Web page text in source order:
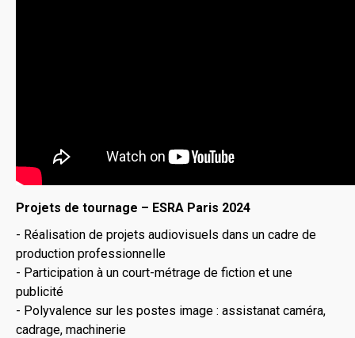
Projets de tournage – ESRA Paris 2024
- Réalisation de projets audiovisuels dans un cadre de
production professionnelle
- Participation à un court-métrage de fiction et une
publicité
- Polyvalence sur les postes image : assistanat caméra,
cadrage, machinerie